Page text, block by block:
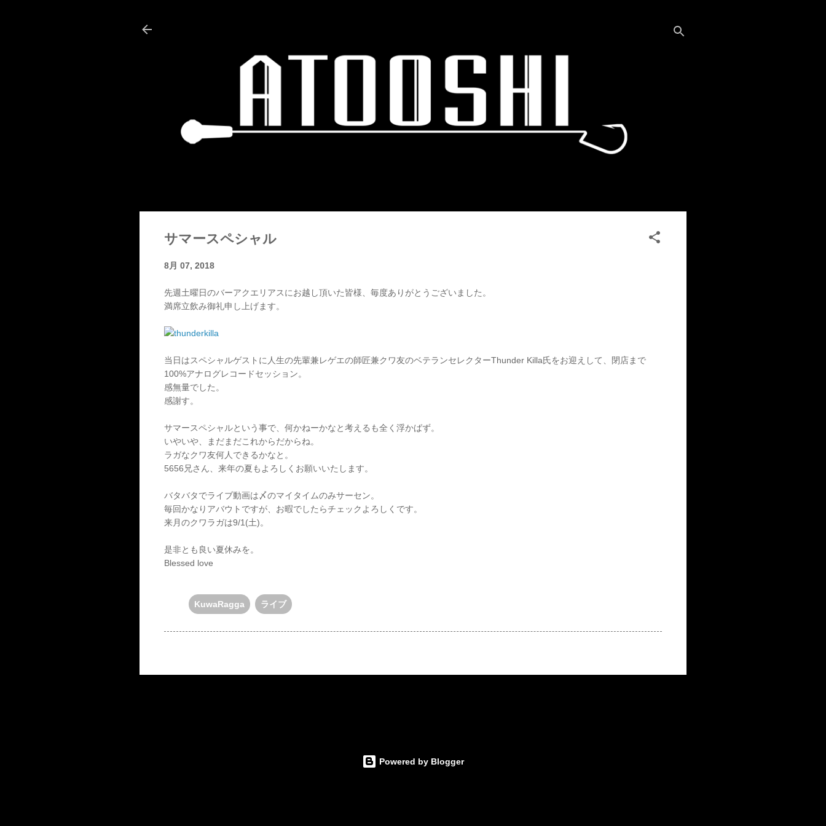
サマースペシャル
8月 07, 2018
先週土曜日のバーアクエリアスにお越し頂いた皆様、毎度ありがとうございました。
満席立飲み御礼申し上げます。
当日はスペシャルゲストに人生の先輩兼レゲエの師匠兼クワ友のベテランセレクターThunder Killa氏をお迎えして、閉店まで
100%アナログレコードセッション。
感無量でした。
感謝す。
サマースペシャルという事で、何かねーかなと考えるも全く浮かばず。
いやいや、まだまだこれからだからね。
ラガなクワ友何人できるかなと。
5656兄さん、来年の夏もよろしくお願いいたします。
バタバタでライブ動画は〆のマイタイムのみサーセン。
毎回かなりアバウトですが、お暇でしたらチェックよろしくです。
来月のクワラガは9/1(土)。
是非とも良い夏休みを。
Blessed love
KuwaRagga ライブ
Powered by Blogger